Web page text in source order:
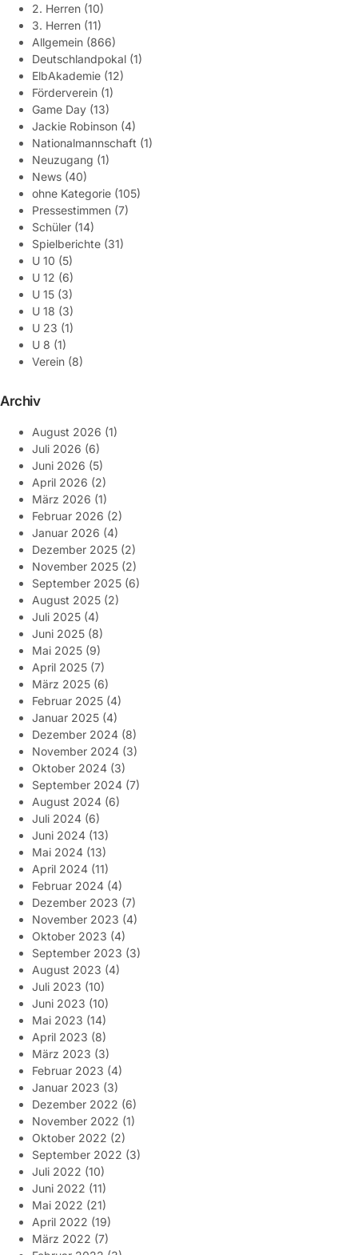
2. Herren (10)
3. Herren (11)
Allgemein (866)
Deutschlandpokal (1)
ElbAkademie (12)
Förderverein (1)
Game Day (13)
Jackie Robinson (4)
Nationalmannschaft (1)
Neuzugang (1)
News (40)
ohne Kategorie (105)
Pressestimmen (7)
Schüler (14)
Spielberichte (31)
U 10 (5)
U 12 (6)
U 15 (3)
U 18 (3)
U 23 (1)
U 8 (1)
Verein (8)
Archiv
August 2026 (1)
Juli 2026 (6)
Juni 2026 (5)
April 2026 (2)
März 2026 (1)
Februar 2026 (2)
Januar 2026 (4)
Dezember 2025 (2)
November 2025 (2)
September 2025 (6)
August 2025 (2)
Juli 2025 (4)
Juni 2025 (8)
Mai 2025 (9)
April 2025 (7)
März 2025 (6)
Februar 2025 (4)
Januar 2025 (4)
Dezember 2024 (8)
November 2024 (3)
Oktober 2024 (3)
September 2024 (7)
August 2024 (6)
Juli 2024 (6)
Juni 2024 (13)
Mai 2024 (13)
April 2024 (11)
Februar 2024 (4)
Dezember 2023 (7)
November 2023 (4)
Oktober 2023 (4)
September 2023 (3)
August 2023 (4)
Juli 2023 (10)
Juni 2023 (10)
Mai 2023 (14)
April 2023 (8)
März 2023 (3)
Februar 2023 (4)
Januar 2023 (3)
Dezember 2022 (6)
November 2022 (1)
Oktober 2022 (2)
September 2022 (3)
Juli 2022 (10)
Juni 2022 (11)
Mai 2022 (21)
April 2022 (19)
März 2022 (7)